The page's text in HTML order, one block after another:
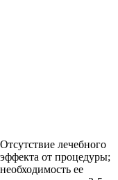
Отсутствие лечебного
эффекта от процедуры;
необходимость ее